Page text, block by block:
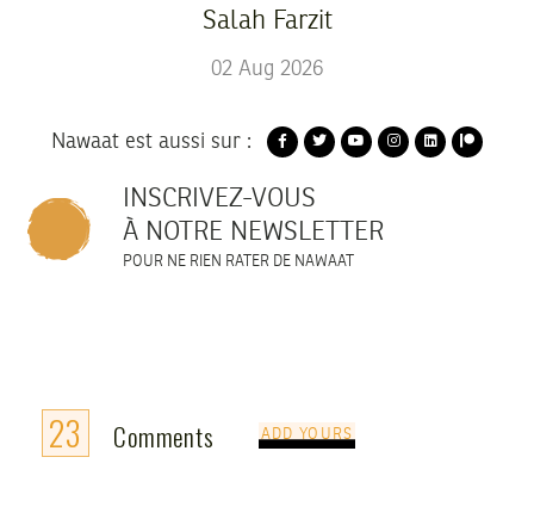
Salah Farzit
02 Aug 2026
Nawaat est aussi sur :
INSCRIVEZ-VOUS
À NOTRE NEWSLETTER
POUR NE RIEN RATER DE NAWAAT
23 Comments ADD YOURS